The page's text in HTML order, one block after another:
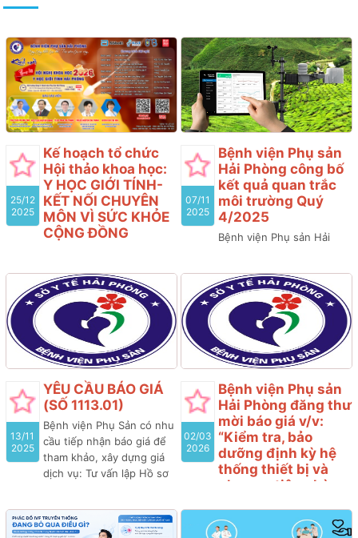
25/12
2025
Kế hoạch tổ chức
Hội thảo khoa học:
Y HỌC GIỚI TÍNH-
KẾT NỐI CHUYÊN
MÔN VÌ SỨC KHỎE
CỘNG ĐỒNG
trong lĩnh vực Sản phụ
khoa nói chung và Y học
giới tính nói riêng, bệnh
viện Phụ sản Hải Phòng
phối hợp với các chuyên
gia hàng đầu về lĩnh vực Y
học giới tính, sức khỏe
tình dục tổ chức Hội thảo
khoa học chuyên đề: “Y
HỌC GIỚI TÍNH- KẾT NỐI
CHUYÊN MÔN VÌ SỨC
KHỎE CỘNG ĐỒNG ”
07/11
2025
Bệnh viện Phụ sản
Hải Phòng công bố
kết quả quan trắc
môi trường Quý
4/2025
Bệnh viện Phụ sản Hải
4/2025 do công ty cổ
phần đầu tư CM thực hiện
13/11
2025
YÊU CẦU BÁO GIÁ
(SỐ 1113.01)
Bệnh viện Phụ Sản có nhu
cầu tiếp nhận báo giá để
tham khảo, xây dựng giá
dịch vụ: Tư vấn lập Hồ sơ
định kết quả lựa chọn nhà
02/03
2026
Bệnh viện Phụ sản
Hải Phòng đăng thư
mời báo giá v/v:
“Kiểm tra, bảo
dưỡng định kỳ hệ
thống thiết bị và
phương tiện phòng
cứu nạn, cứu hộ
thuộc các tòa nhà